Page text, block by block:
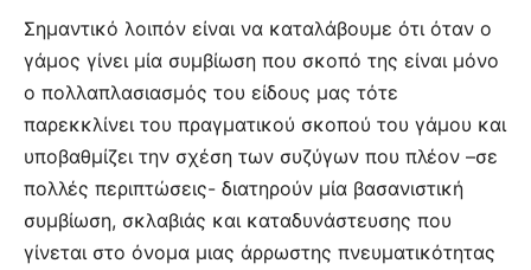
Σημαντικό λοιπόν είναι να καταλάβουμε ότι όταν ο
γάμος γίνει μία συμβίωση που σκοπό της είναι μόνο
ο πολλαπλασιασμός του είδους μας τότε
παρεκκλίνει του πραγματικού σκοπού του γάμου και
υποβαθμίζει την σχέση των συζύγων που πλέον –σε
πολλές περιπτώσεις- διατηρούν μία βασανιστική
συμβίωση, σκλαβιάς και καταδυνάστευσης που
γίνεται στο όνομα μιας άρρωστης πνευματικότητας